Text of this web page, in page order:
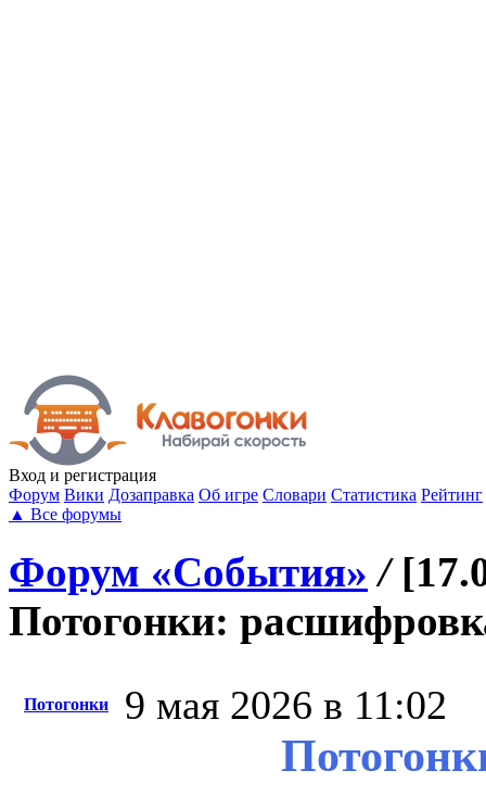
Вход и регистрация
Форум Вики Дозаправка Об игре Словари Статистика Рейтинг
▲ Все форумы
Форум «События» /
Потогонки:
Потогонки 9 мая 2026 в 11:02